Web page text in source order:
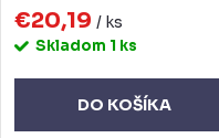
€20,19 / ks
Skladom 1 ks
DO KOŠÍKA